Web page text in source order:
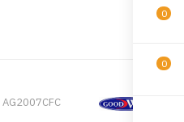
AG2007CFC
0
0